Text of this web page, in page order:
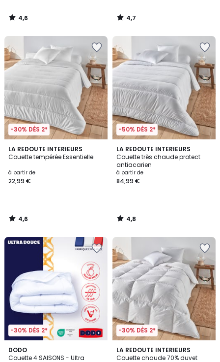
4,6
/
4,7
/
-30% DÈS 2*
LA REDOUTE INTERIEURS
Couette tempérée Essentielle
à partir de
22,99 €
4,6
/ 5
4,6
/
-50% DÈS 2*
LA REDOUTE INTERIEURS
Couette très chaude protect
antiacarien
à partir de
84,99 €
4,8
/ 5
4,8
/
-30% DÈS 2*
DODO
Couette 4 SAISONS - Ultra
4,6
/ 5
-30% DÈS 2*
LA REDOUTE INTERIEURS
Couette chaude 70% duvet
4,6
/ 5